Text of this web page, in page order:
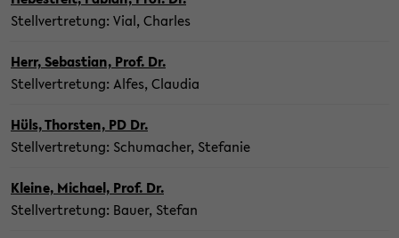
Stell­ver­tre­tung: Vial, Charles
Herr, Se­bas­ti­an, Prof. Dr.
Stell­ver­tre­tung: Alfes, Clau­dia
Hüls, Thors­ten, PD Dr.
Stell­ver­tre­tung: Schu­ma­cher, Ste­fa­nie
Klei­ne, Mi­cha­el, Prof. Dr.
Stell­ver­tre­tung: Bauer, Ste­fan